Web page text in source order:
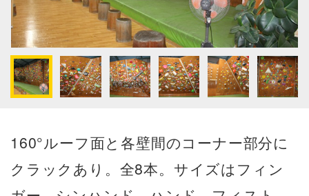
160°ルーフ面と各壁間のコーナー部分に
クラックあり。全8本。サイズはフィン